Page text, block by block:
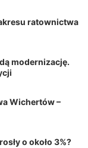
ratownictwa
modernizację.
Wichertów –
o około 3%?